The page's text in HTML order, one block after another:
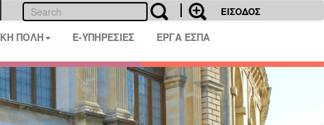
ΕΙΣΟΔΟΣ
ΠΟΛΗ E-ΥΠΗΡΕΣΙΕΣ ΕΡΓΑ ΕΣΠΑ